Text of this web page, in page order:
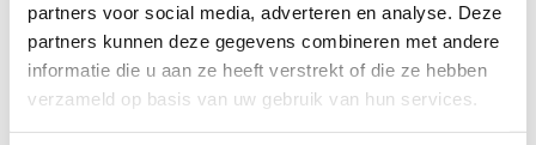
partners voor social media, adverteren en analyse. Deze
partners kunnen deze gegevens combineren met andere
informatie die u aan ze heeft verstrekt of die ze hebben
verzameld op basis van uw gebruik van hun services.
Verankering